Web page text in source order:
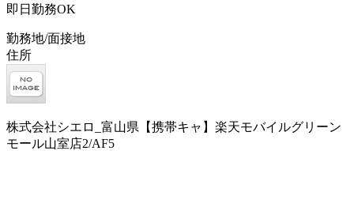
即日勤務OK
勤務地/面接地
住所
株式会社シエロ_富山県【携帯キャ】楽天モバイルグリーン
モール山室店2/AF5